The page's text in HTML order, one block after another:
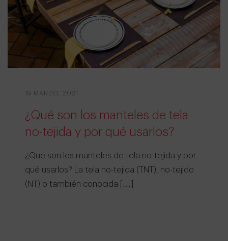
19 MARZO, 2021
¿Qué son los manteles de tela
no-tejida y por qué usarlos?
¿Qué son los manteles de tela no-tejida y por
qué usarlos? La tela no-tejida (TNT), no-tejido
(NT) o también conocida […]